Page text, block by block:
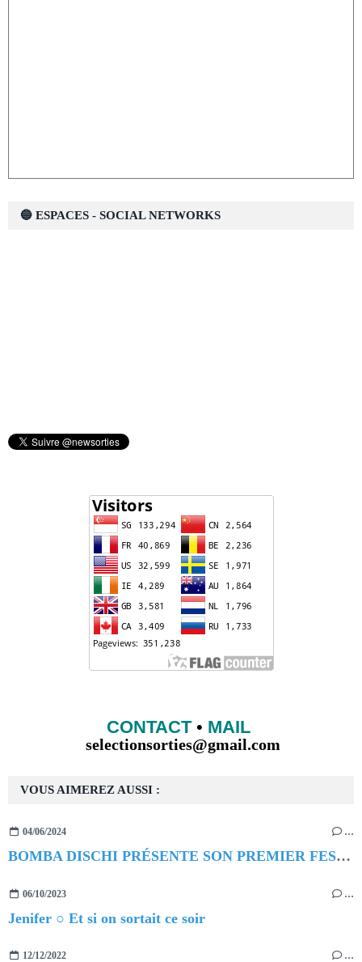
VOUS AIMEREZ AUSSI :
04/06/2024 …
BOMBA DISCHI PRÉSENTE SON PREMIER FESTIVAL
06/10/2023 …
Jenifer ○ Et si on sortait ce soir
12/12/2022 …
🔵 ESPACES - SOCIAL NETWORKS
CONTACT• MAIL
selectionsorties@gmail.com